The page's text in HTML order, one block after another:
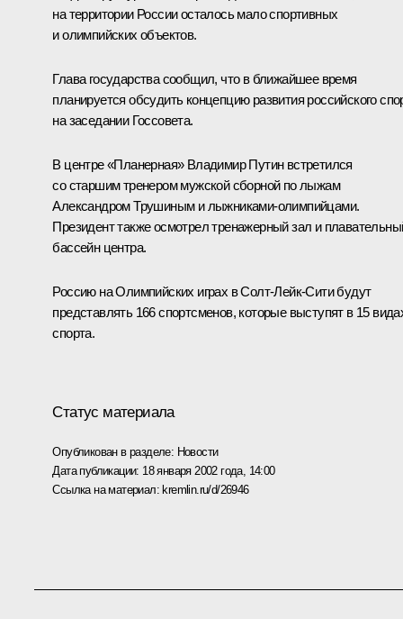
на территории России осталось мало спортивных
и олимпийских объектов.
Глава государства сообщил, что в ближайшее время
планируется обсудить концепцию развития российского
на заседании Госсовета.
В центре «Планерная» Владимир Путин встретился
со старшим тренером мужской сборной по лыжам
Александром Трушиным и лыжниками-олимпийцами.
Президент также осмотрел тренажерный зал и
бассейн центра.
Россию на Олимпийских играх в Солт-Лейк-Сити будут
представлять 166 спортсменов, которые выступят в 15
спорта.
Статус материала
Опубликован в разделе: Новости
Дата публикации: 18 января 2002 года, 14:00
Ссылка на материал:kremlin.ru/d/26946